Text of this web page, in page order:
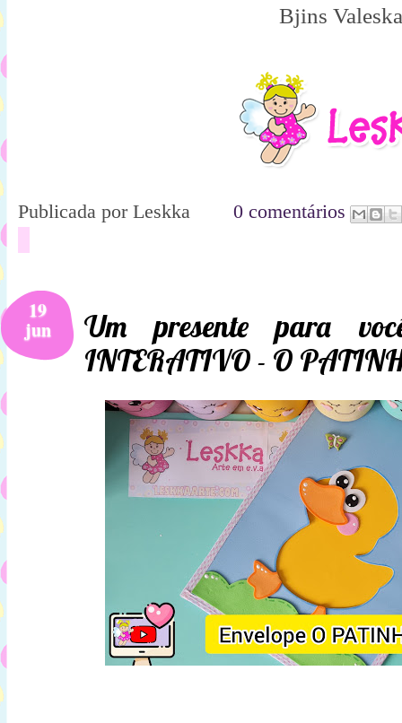
Bjins Valeska
Publicada por Leskka 0 comentários
19
jun
Um presente para
INTERATIVO - O